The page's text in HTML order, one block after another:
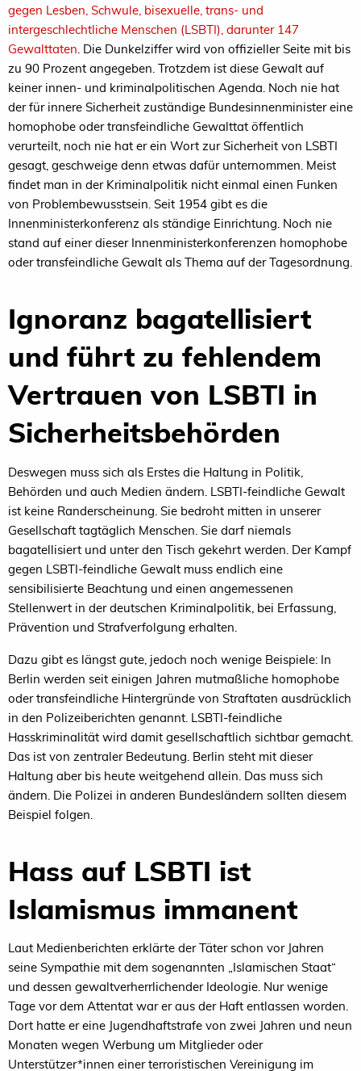
gegen Lesben, Schwule, bisexuelle, trans- und
intergeschlechtliche Menschen (LSBTI), darunter 147
Gewalttaten. Die Dunkelziffer wird von offizieller Seite mit bis
zu 90 Prozent angegeben. Trotzdem ist diese Gewalt auf
keiner innen- und kriminalpolitischen Agenda. Noch nie hat
der für innere Sicherheit zuständige Bundesinnenminister eine
homophobe oder transfeindliche Gewalttat öffentlich
verurteilt, noch nie hat er ein Wort zur Sicherheit von LSBTI
gesagt, geschweige denn etwas dafür unternommen. Meist
findet man in der Kriminalpolitik nicht einmal einen Funken
von Problembewusstsein. Seit 1954 gibt es die
Innenministerkonferenz als ständige Einrichtung. Noch nie
stand auf einer dieser Innenministerkonferenzen homophobe
oder transfeindliche Gewalt als Thema auf der Tagesordnung.
Ignoranz bagatellisiert
und führt zu fehlendem
Vertrauen von LSBTI in
Sicherheitsbehörden
Deswegen muss sich als Erstes die Haltung in Politik,
Behörden und auch Medien ändern. LSBTI-feindliche Gewalt
ist keine Randerscheinung. Sie bedroht mitten in unserer
Gesellschaft tagtäglich Menschen. Sie darf niemals
bagatellisiert und unter den Tisch gekehrt werden. Der Kampf
gegen LSBTI-feindliche Gewalt muss endlich eine
sensibilisierte Beachtung und einen angemessenen
Stellenwert in der deutschen Kriminalpolitik, bei Erfassung,
Prävention und Strafverfolgung erhalten.
Dazu gibt es längst gute, jedoch noch wenige Beispiele: In
Berlin werden seit einigen Jahren mutmaßliche homophobe
oder transfeindliche Hintergründe von Straftaten ausdrücklich
in den Polizeiberichten genannt. LSBTI-feindliche
Hasskriminalität wird damit gesellschaftlich sichtbar gemacht.
Das ist von zentraler Bedeutung. Berlin steht mit dieser
Haltung aber bis heute weitgehend allein. Das muss sich
ändern. Die Polizei in anderen Bundesländern sollten diesem
Beispiel folgen.
Hass auf LSBTI ist
Islamismus immanent
Laut Medienberichten erklärte der Täter schon vor Jahren
seine Sympathie mit dem sogenannten „Islamischen Staat“
und dessen gewaltverherrlichender Ideologie. Nur wenige
Tage vor dem Attentat war er aus der Haft entlassen worden.
Dort hatte er eine Jugendhaftstrafe von zwei Jahren und neun
Monaten wegen Werbung um Mitglieder oder
Unterstützer*innen einer terroristischen Vereinigung im